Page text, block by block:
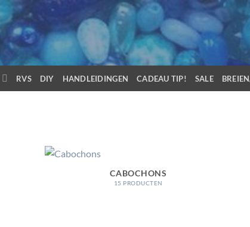
RVS DIY HANDLEIDINGEN CADEAU TIP! SALE
CABOCHONS
15 PRODUCTEN